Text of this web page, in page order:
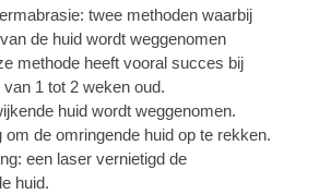
twee methoden waarbij
de huid wordt weggenomen
methode heeft vooral succes bij
van 1 tot 2 weken oud.
huid wordt weggenomen.
om de omringende huid op te rekken.
een laser vernietigd de
huid.